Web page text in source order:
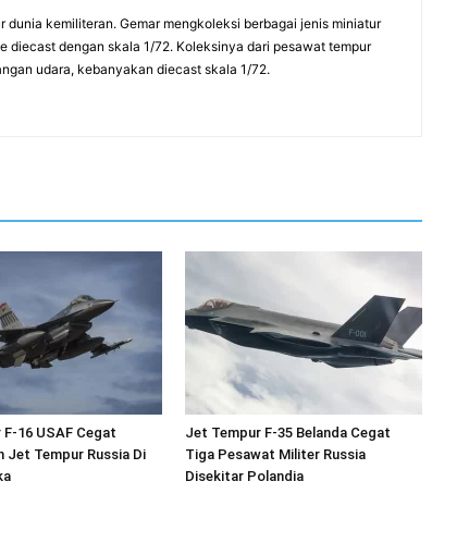
dunia kemiliteran. Gemar mengkoleksi berbagai jenis miniatur
diecast dengan skala 1/72. Koleksinya dari pesawat tempur
udara, kebanyakan diecast skala 1/72.
16 USAF Cegat
Jet Tempur Russia Di
Jet Tempur F-35 Belanda Cegat
Tiga Pesawat Militer Russia
Disekitar Polandia